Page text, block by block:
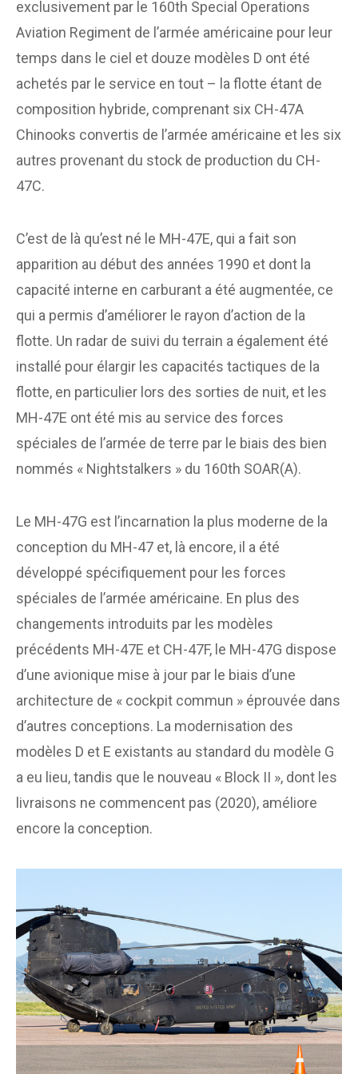
exclusivement par le 160th Special Operations
Aviation Regiment de l’armée américaine pour leur
temps dans le ciel et douze modèles D ont été
achetés par le service en tout – la flotte étant de
composition hybride, comprenant six CH-47A
Chinooks convertis de l’armée américaine et les six
autres provenant du stock de production du CH-
47C.
C’est de là qu’est né le MH-47E, qui a fait son
apparition au début des années 1990 et dont la
capacité interne en carburant a été augmentée, ce
qui a permis d’améliorer le rayon d’action de la
flotte. Un radar de suivi du terrain a également été
installé pour élargir les capacités tactiques de la
flotte, en particulier lors des sorties de nuit, et les
MH-47E ont été mis au service des forces
spéciales de l’armée de terre par le biais des bien
nommés « Nightstalkers » du 160th SOAR(A).
Le MH-47G est l’incarnation la plus moderne de la
conception du MH-47 et, là encore, il a été
développé spécifiquement pour les forces
spéciales de l’armée américaine. En plus des
changements introduits par les modèles
précédents MH-47E et CH-47F, le MH-47G dispose
d’une avionique mise à jour par le biais d’une
architecture de « cockpit commun » éprouvée dans
d’autres conceptions. La modernisation des
modèles D et E existants au standard du modèle G
a eu lieu, tandis que le nouveau « Block II », dont les
livraisons ne commencent pas (2020), améliore
encore la conception.